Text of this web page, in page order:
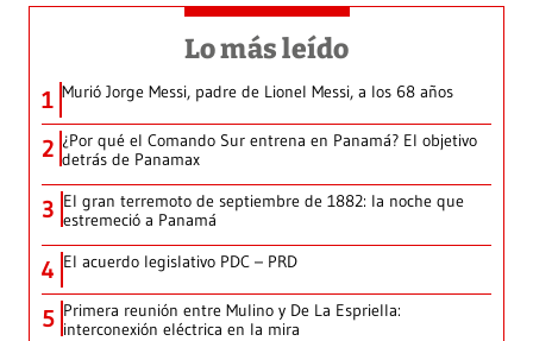
Lo más leído
1 Murió Jorge Messi, padre de Lionel Messi, a los 68 años
2 ¿Por qué el Comando Sur entrena en Panamá? El objetivo
detrás de Panamax
3 El gran terremoto de septiembre de 1882: la noche que
estremeció a Panamá
4 El acuerdo legislativo PDC – PRD
5 Primera reunión entre Mulino y De La Espriella:
interconexión eléctrica en la mira